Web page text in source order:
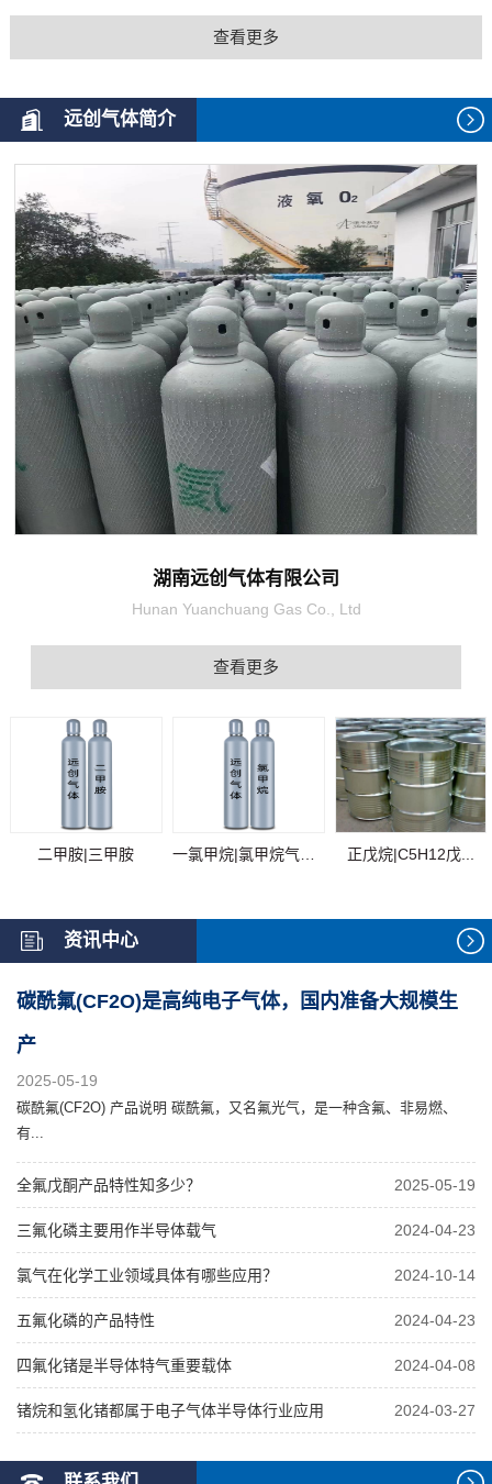
查看更多
远创气体简介
湖南远创气体有限公司
Hunan Yuanchuang Gas Co., Ltd
查看更多
二甲胺|三甲胺 正戊烷|C5H12戊...
资讯中心
碳酰氟(CF2O)是高纯电子气体，国内准备大规模生
产
2025-05-19
碳酰氟(CF2O) 产品说明 碳酰氟，又名氟光气，是一种含氟、非易燃、
有...
全氟戊酮产品特性知多少？ 2025-05-19
三氟化磷主要用作半导体载气 2024-04-23
氯气在化学工业领域具体有哪些应用？ 2024-10-14
五氟化磷的产品特性 2024-04-23
四氟化锗是半导体特气重要载体 2024-04-08
锗烷和氢化锗都属于电子气体半导体行业应用 2024-03-27